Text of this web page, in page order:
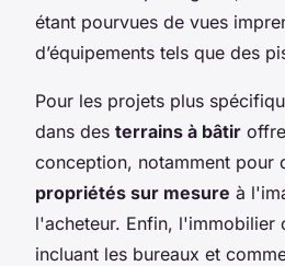
étant pourvues de vues
d’équipements tels que des
Pour les projets plus
dans des terrains à bâtir
conception, notamment pour
propriétés sur mesure à
l'acheteur. Enfin,
incluant les bureaux et